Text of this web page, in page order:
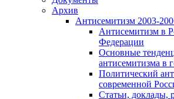
Архив
Антисемитизм 2003-
Антисемитизм в
Федерации
Основные
антисемитизма в
Политический
современной
Статьи, доклады,